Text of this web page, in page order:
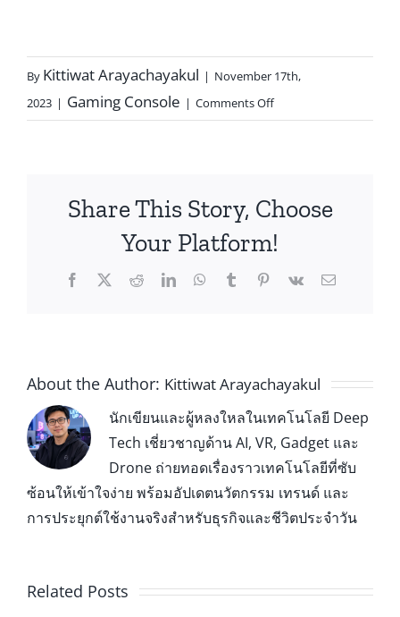
By Kittiwat Arayachayakul | November 17th,
2023 | Gaming Console | Comments Off
Share This Story, Choose
Your Platform!
About the Author: Kittiwat Arayachayakul
นักเขียนและผู้หลงใหลในเทคโนโลยี Deep
Tech เชี่ยวชาญด้าน AI, VR, Gadget และ
Drone ถ่ายทอดเรื่องราวเทคโนโลยีที่ซับ
ซ้อนให้เข้าใจง่าย พร้อมอัปเดตนวัตกรรม เทรนด์ และ
การประยุกต์ใช้งานจริงสำหรับธุรกิจและชีวิตประจำวัน
Related Posts